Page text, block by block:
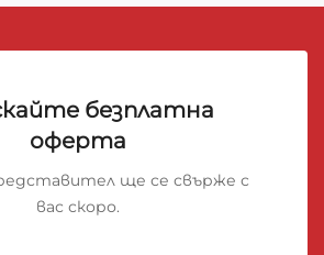
безплатна
оферта
ще се свърже с
вас скоро.